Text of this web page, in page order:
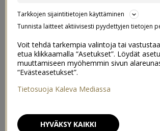
24/05/2019
Tarkkojen sijaintitietojen käyttäminen
Tunnista laitteet aktiivisesti pyydettyjen tietojen
Voit tehdä tarkempia valintoja tai
etua klikkaamalla “Asetukset”. Löydät
muuttamiseen myöhemmin sivun
“Evästeasetukset”.
Tietosuoja Kaleva Mediassa
HYVÄKSY KAIKKI